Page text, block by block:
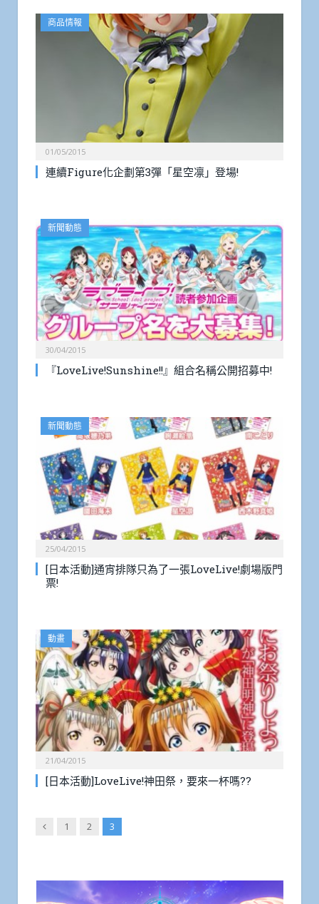
商品情報
01/05/2015
連續Figure化企劃第3彈「星空凛」登場!
新聞動態
30/04/2015
『LoveLive!Sunshine!!』組合名稱公開招募中!
新聞動態
25/04/2015
[日本活動]通宵排隊只為了一張LoveLive!劇場版門
票!
動畫
21/04/2015
[日本活動]LoveLive!神田祭，要來一杯嗎??
Previous
1 2 3